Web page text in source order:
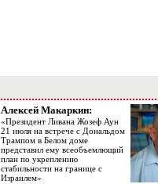
Алексей Макаркин:
«Президент Ливана Жозеф Аун
21 июля на встрече с Дональдом
Трампом в Белом доме
представил ему всеобъемлющий
план по укреплению
стабильности на границе с
Израилем»